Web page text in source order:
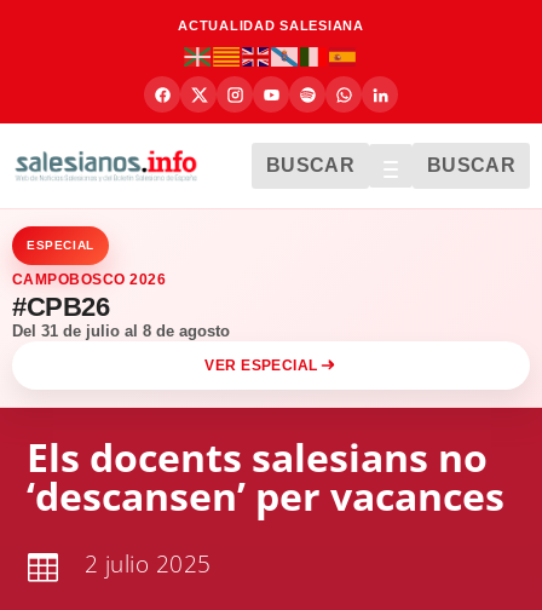
ACTUALIDAD SALESIANA
BUSCAR BUSCAR
ESPECIAL
CAMPOBOSCO 2026
#CPB26
Del 31 de julio al 8 de agosto
VER ESPECIAL
Els docents salesians no
‘descansen’ per vacances
 2 julio 2025